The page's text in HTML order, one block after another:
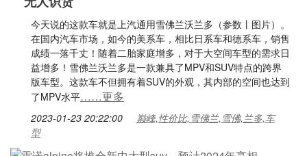
今天说的这款车就是上汽通用雪佛兰沃兰多（参数丨图片）。
在国内汽车市场，如今的美系车，相比日系车和德系车，销售
成绩一落千丈！随着二胎家庭增多，对于大空间车型的需求日
益增多！雪佛兰沃兰多是一款兼具了MPV和SUV特点的跨界
版车型。这款车不但拥有着SUV的外观，其内部的空间也达到
了MPV水平……更多
2023-01-23 20:22:00
巅峰,性价比,雪佛兰,雪佛,兰多,车
型